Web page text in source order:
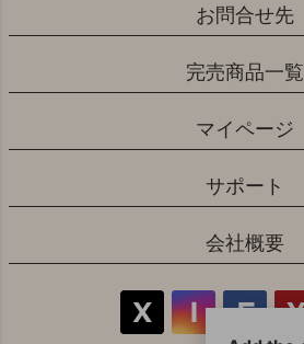
お問合せ先
完売商品一覧
マイページ
サポート
会社概要